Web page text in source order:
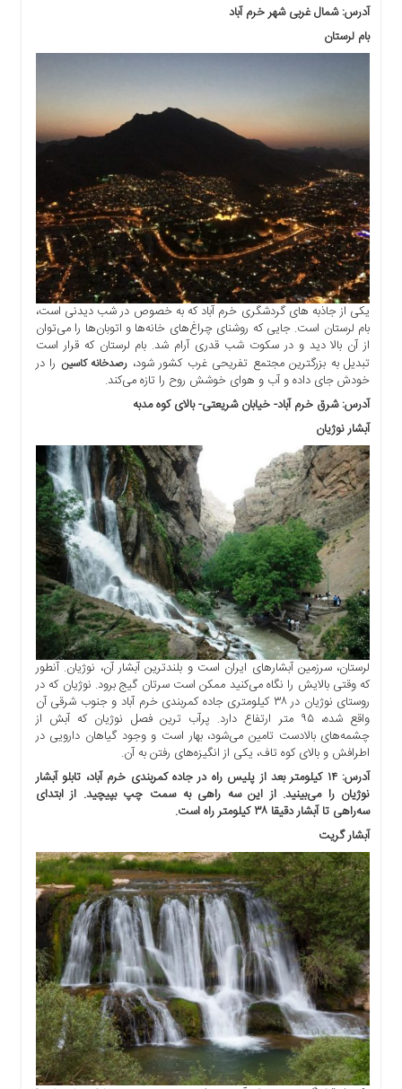
آدرس: شمال غربی شهر خرم آباد
بام لرستان
یکی از جاذبه های گردشگری خرم آباد که به خصوص در شب دیدنی است،
بام لرستان است. جایی که روشنای چراغ‌های خانه‌ها و اتوبان‌ها را می‌توان
از آن بالا دید و در سکوت شب قدری آرام شد. بام لرستان که قرار است
تبدیل به بزرگترین مجتمع تفریحی غرب کشور شود، رصدخانه کاسین را در
خودش جای داده و آب و هوای خوشش روح را تازه می‌کند.
آدرس: شرق خرم آباد- خیابان شریعتی- بالای کوه مدبه
آبشار نوژیان
لرستان، سرزمین آبشارهای ایران است و بلندترین آبشار آن، نوژیان. آنطور
که وقتی بالایش را نگاه می‌کنید ممکن است سرتان گیج برود. نوژیان که در
روستای نوژیان در ۳۸ کیلومتری جاده کمربندی خرم آباد و جنوب شرقی آن
واقع شده، ۹۵ متر ارتفاع دارد. پرآب ترین فصل نوژیان که آبش از
چشمه‌های بالادست تامین می‌شود، بهار است و وجود گیاهان دارویی در
اطرافش و بالای کوه تاف، یکی از انگیزه‌های رفتن به آن.
آدرس: ۱۴ کیلومتر بعد از پلیس راه در جاده کمربندی خرم آباد، تابلو آبشار
نوژیان را می‌بینید. از این سه راهی به سمت چپ بپیچید. از ابتدای
سه‌راهی تا آبشار دقیقا ۳۸ کیلومتر راه است.
آبشار گریت